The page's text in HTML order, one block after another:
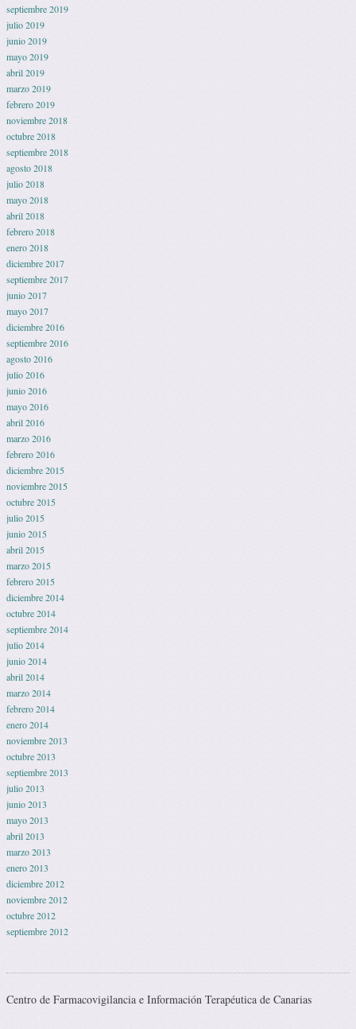
septiembre 2019
julio 2019
junio 2019
mayo 2019
abril 2019
marzo 2019
febrero 2019
noviembre 2018
octubre 2018
septiembre 2018
agosto 2018
julio 2018
mayo 2018
abril 2018
febrero 2018
enero 2018
diciembre 2017
septiembre 2017
junio 2017
mayo 2017
diciembre 2016
septiembre 2016
agosto 2016
julio 2016
junio 2016
mayo 2016
abril 2016
marzo 2016
febrero 2016
diciembre 2015
noviembre 2015
octubre 2015
julio 2015
junio 2015
abril 2015
marzo 2015
febrero 2015
diciembre 2014
octubre 2014
septiembre 2014
julio 2014
junio 2014
abril 2014
marzo 2014
febrero 2014
enero 2014
noviembre 2013
octubre 2013
septiembre 2013
julio 2013
junio 2013
mayo 2013
abril 2013
marzo 2013
enero 2013
diciembre 2012
noviembre 2012
octubre 2012
septiembre 2012
Centro de Farmacovigilancia e Información Terapéutica de Canarias